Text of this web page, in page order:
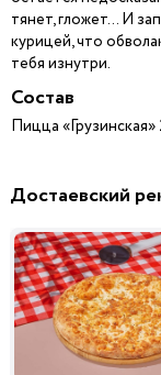
тянет, гложет... И
курицей, что
тебя изнутри.
Состав
Пицца «Грузинская»
Достаевский